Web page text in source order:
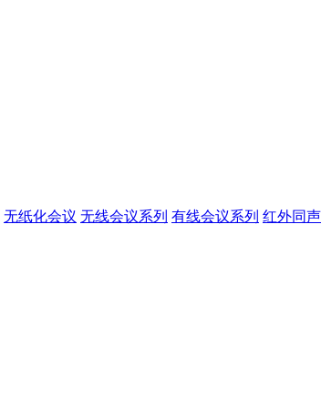
无纸化会议 无线会议系列 有线会议系列 红外同